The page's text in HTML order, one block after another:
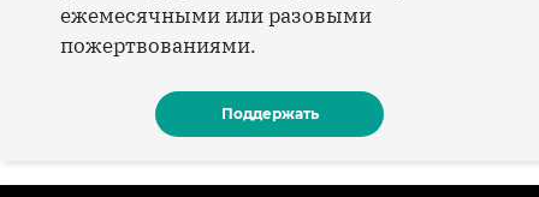
ежемесячными или разовыми
пожертвованиями.
Поддержать